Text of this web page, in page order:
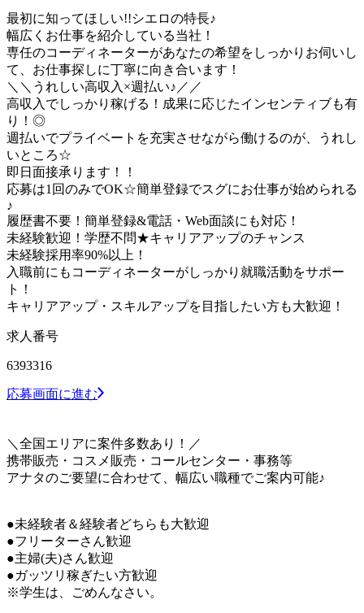
最初に知ってほしい!!シエロの特長♪
幅広くお仕事を紹介している当社！
専任のコーディネーターがあなたの希望をしっかりお伺いし
て、お仕事探しに丁寧に向き合います！
＼＼うれしい高収入×週払い♪／／
高収入でしっかり稼げる！成果に応じたインセンティブも有
り！◎
週払いでプライベートを充実させながら働けるのが、うれし
いところ☆
即日面接承ります！！
応募は1回のみでOK☆簡単登録でスグにお仕事が始められる
♪
履歴書不要！簡単登録&電話・Web面談にも対応！
未経験歓迎！学歴不問★キャリアアップのチャンス
未経験採用率90%以上！
入職前にもコーディネーターがしっかり就職活動をサポー
ト！
キャリアアップ・スキルアップを目指したい方も大歓迎！
求人番号
6393316
応募画面に進む
＼全国エリアに案件多数あり！／
携帯販売・コスメ販売・コールセンター・事務等
アナタのご要望に合わせて、幅広い職種でご案内可能♪
●未経験者＆経験者どちらも大歓迎
●フリーターさん歓迎
●主婦(夫)さん歓迎
●ガッツリ稼ぎたい方歓迎
※学生は、ごめんなさい。